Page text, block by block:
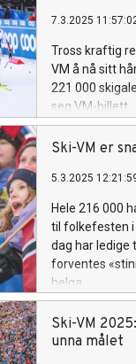
7.3.2025
Tross kraftig
VM å nå sitt
221 000
seg VM-billett.
Ski-VM er
5.3.2025
Hele 216 000
til folkefesten i
dag har ledige
forventes
helga.
Ski-VM
unna målet